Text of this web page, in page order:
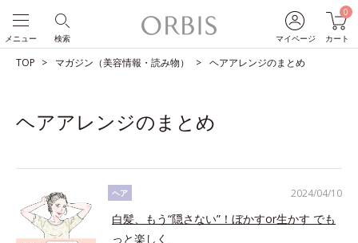
マイページ
0
カート
検索
メニュー
TOP マガジン（美容情報・読み物） ヘアアレンジのまとめ
ヘアアレンジのまとめ
2024/04/10
ヘア
白髪、もう“隠さない”！ぼかすor生かす でも
っと楽しく